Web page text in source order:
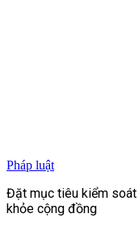
Pháp luật
Đặt mục tiêu kiểm
khỏe cộng đồng